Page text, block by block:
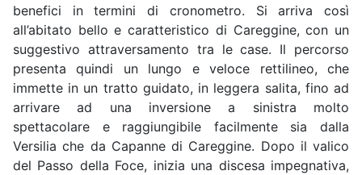
benefici in termini di cronometro. Si arriva così
all’abitato bello e caratteristico di Careggine, con un
suggestivo attraversamento tra le case. Il percorso
presenta quindi un lungo e veloce rettilineo, che
immette in un tratto guidato, in leggera salita, fino ad
arrivare ad una inversione a sinistra molto
spettacolare e raggiungibile facilmente sia dalla
Versilia che da Capanne di Careggine. Dopo il valico
del Passo della Foce, inizia una discesa impegnativa,